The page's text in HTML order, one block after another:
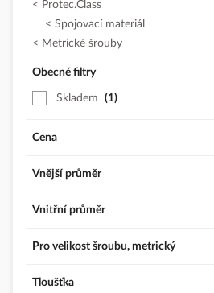
Protec.Class
Spojovací materiál
Metrické šrouby
Obecné filtry
Skladem 1
Cena
Vnější průměr
Vnitřní průměr
Pro velikost šroubu, metrický
Tloušťka